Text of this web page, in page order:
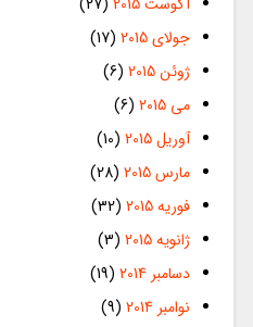
جولای 2015
(17)
ژوئن 2015
(6)
می 2015
(6)
آوریل 2015
(10)
مارس 2015
(28)
فوریه 2015
(32)
ژانویه 2015
(3)
دسامبر 2014
(19)
نوامبر 2014
(9)